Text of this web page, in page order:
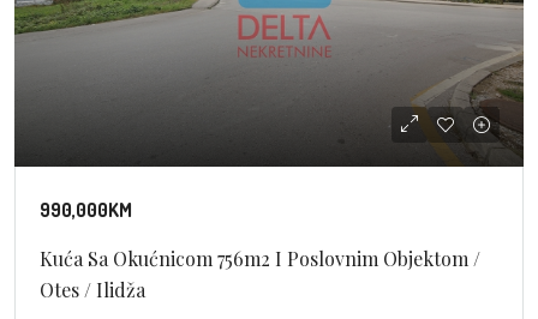
990,000KM
Kuća Sa Okućnicom 756m2 I Poslovnim Objektom /
Otes / Ilidža